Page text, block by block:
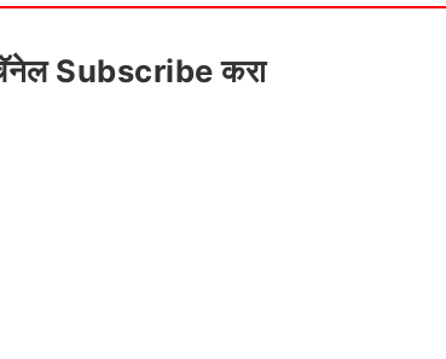
चॅनेल Subscribe करा